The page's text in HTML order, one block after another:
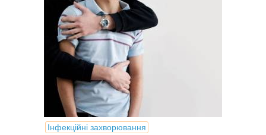
Інфекційні захворювання